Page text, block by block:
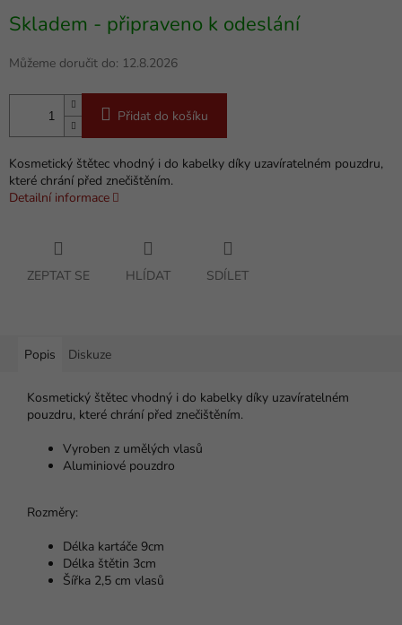
cena:
Skladem - připraveno k odeslání
Můžeme doručit do: 12.8.2026
Přidat do košíku
Kosmetický štětec vhodný i do kabelky díky uzavíratelném pouzdru,
které chrání před znečištěním.
Detailní informace
ZEPTAT SE HLÍDAT SDÍLET
Popis Diskuze
Kosmetický štětec vhodný i do kabelky díky uzavíratelném
pouzdru, které chrání před znečištěním.
Vyroben z umělých vlasů
Aluminiové pouzdro
Rozměry:
Délka kartáče 9cm
Délka štětin 3cm
Šířka 2,5 cm vlasů